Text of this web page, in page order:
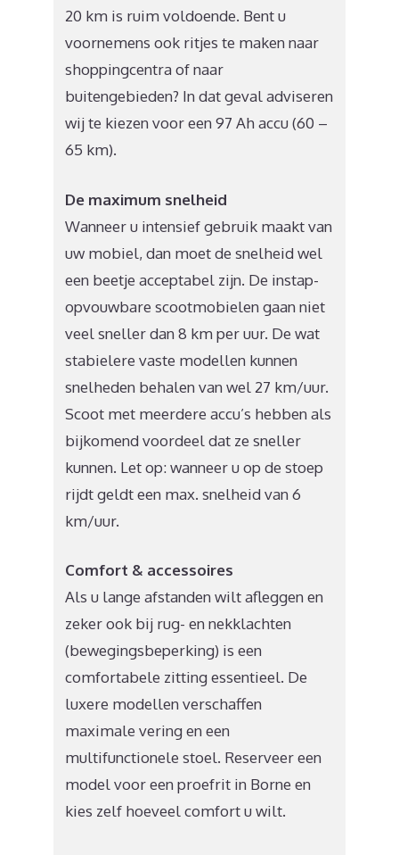
20 km is ruim voldoende. Bent u
voornemens ook ritjes te maken naar
shoppingcentra of naar
buitengebieden? In dat geval adviseren
wij te kiezen voor een 97 Ah accu (60 –
65 km).
De maximum snelheid
Wanneer u intensief gebruik maakt van
uw mobiel, dan moet de snelheid wel
een beetje acceptabel zijn. De instap-
opvouwbare scootmobielen gaan niet
veel sneller dan 8 km per uur. De wat
stabielere vaste modellen kunnen
snelheden behalen van wel 27 km/uur.
Scoot met meerdere accu’s hebben als
bijkomend voordeel dat ze sneller
kunnen. Let op: wanneer u op de stoep
rijdt geldt een max. snelheid van 6
km/uur.
Comfort & accessoires
Als u lange afstanden wilt afleggen en
zeker ook bij rug- en nekklachten
(bewegingsbeperking) is een
comfortabele zitting essentieel. De
luxere modellen verschaffen
maximale vering en een
multifunctionele stoel. Reserveer een
model voor een proefrit in Borne en
kies zelf hoeveel comfort u wilt.